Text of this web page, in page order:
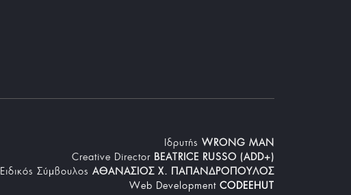
Iδρυτής WRONG MAN
Creative Director BEATRICE RUSSO (ADD+)
Ειδικός Σύμβουλος ΑΘΑΝΑΣΙΟΣ Χ. ΠΑΠΑΝΔΡΟΠΟΥΛΟΣ
Web Development CODEEHUT